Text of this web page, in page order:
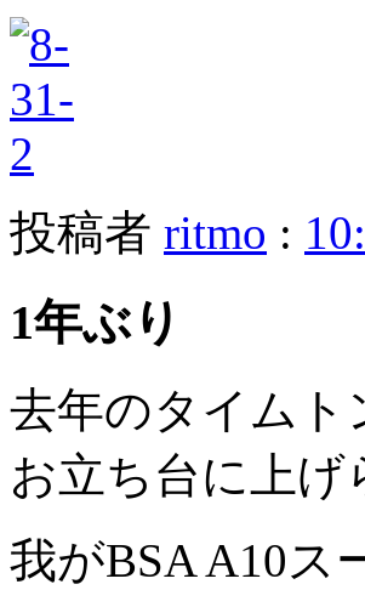
投稿者 ritmo :
1年ぶり
去年のタイムト
お立ち台に上げ
我がBSA A10ス